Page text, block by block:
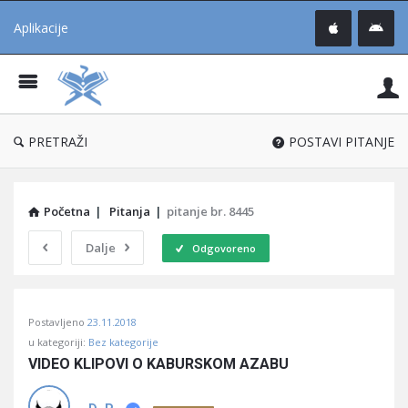
Aplikacije
®
PRETRAŽI POSTAVI PITANJE
Početna | Pitanja | pitanje br. 8445
Dalje Odgovoreno
Učene
®
Latest
Postavljeno 23.11.2018
u kategoriji: Bez kategorije
VIDEO KLIPOVI O KABURSKOM AZABU